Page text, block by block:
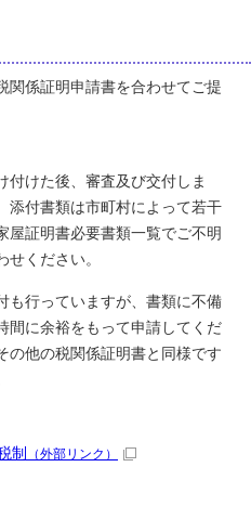
関係証明申請書を合わせてご提
付けた後、審査及び交付しま
添付書類は市町村によって若干
屋証明書必要書類一覧でご不明
ください。
も行っていますが、書類に不備
間に余裕をもって申請してくだ
の他の税関係証明書と同様です
制
（外部リンク）